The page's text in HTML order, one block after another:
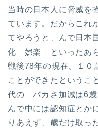
当時の日本人に脅威を
ています。だからこれ
てやろうと、んで日本
化 娯楽 といったあら
戦後78年の現在、１０
ことができたというこ
代の バカさ加減は6歳
んで中には認知症とか
りあえず、歳だけ取っ